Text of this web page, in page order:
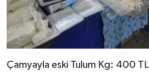
Çamyayla eski Tulum Kg: 400 TL